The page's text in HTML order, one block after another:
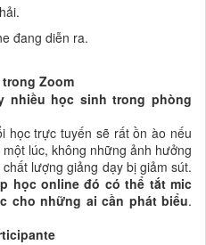
đang diễn ra.
Zoom
nhiều học sinh trong phòng
học trực tuyến sẽ rất ồn ào nếu
lúc, không những ảnh hưởng
lượng giảng dạy bị giảm sút.
học online đó có thể tắt mic
cho những ai cần phát biểu.